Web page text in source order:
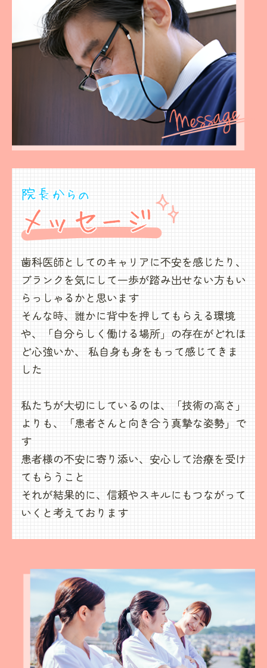
歯科医師としてのキャリアに不安を感じたり、
ブランクを気にして一歩が踏み出せない方もい
らっしゃるかと思います
そんな時、誰かに背中を押してもらえる環境
や、
「自分らしく働ける場所」の存在がどれほ
ど心強いか、
私自身も身をもって感じてきま
した
私たちが大切にしているのは、「技術の高さ」
よりも、
「患者さんと向き合う真摯な姿勢」で
す
患者様の不安に寄り添い、安心して治療を受け
てもらうこと
それが結果的に、信頼やスキルにもつながって
いくと考えております